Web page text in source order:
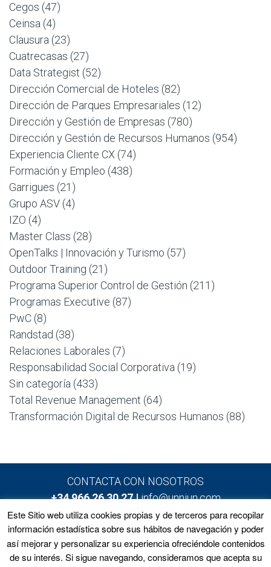
Cegos (47)
Ceinsa (4)
Clausura (23)
Cuatrecasas (27)
Data Strategist (52)
Dirección Comercial de Hoteles (82)
Dirección de Parques Empresariales (12)
Dirección y Gestión de Empresas (780)
Dirección y Gestión de Recursos Humanos (954)
Experiencia Cliente CX (74)
Formación y Empleo (438)
Garrigues (21)
Grupo ASV (4)
IZO (4)
Master Class (28)
OpenTalks | Innovación y Turismo (57)
Outdoor Training (21)
Programa Superior Control de Gestión (211)
Programas Executive (87)
PwC (8)
Randstad (38)
Relaciones Laborales (7)
Responsabilidad Social Corporativa (19)
Sin categoría (433)
Total Revenue Management (64)
Transformación Digital de Recursos Humanos (88)
Este Sitio web utiliza cookies propias y de terceros para recopilar
información estadística sobre sus hábitos de navegación y poder
así mejorar y personalizar su experiencia ofreciéndole contenidos
de su interés. Si sigue navegando, consideramos que acepta su
CONTACTA CON NOSOTROS
+34 966 26 30 27 |info@unniun.com
Home Programas Equipo
Noticias
Matrícula
Contacto